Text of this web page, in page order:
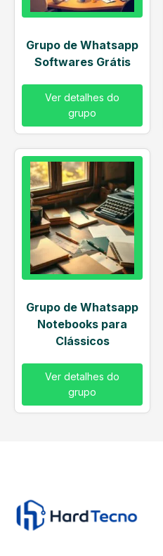
Grupo de Whatsapp
Softwares Grátis
Ver detalhes do
grupo
Grupo de Whatsapp
Notebooks para
Clássicos
Ver detalhes do
grupo